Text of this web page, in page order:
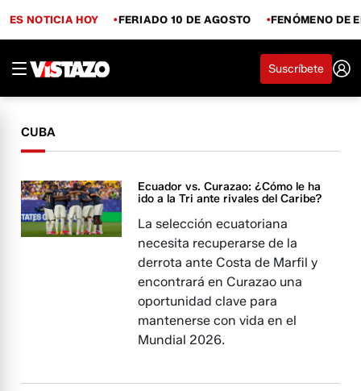
ES NOTICIA HOY FERIADO 10 DE AGOSTO FENÓMENO DE
Suscríbete
CUBA
Ecuador vs. Curazao: ¿Cómo le ha
ido a la Tri ante rivales del Caribe?
La selección ecuatoriana
necesita recuperarse de la
derrota ante Costa de Marfil y
encontrará en Curazao una
oportunidad clave para
mantenerse con vida en el
Mundial 2026.